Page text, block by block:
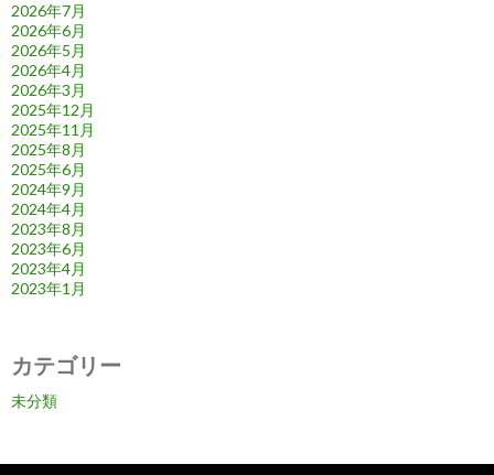
2026年7月
2026年6月
2026年5月
2026年4月
2026年3月
2025年12月
2025年11月
2025年8月
2025年6月
2024年9月
2024年4月
2023年8月
2023年6月
2023年4月
2023年1月
カテゴリー
未分類